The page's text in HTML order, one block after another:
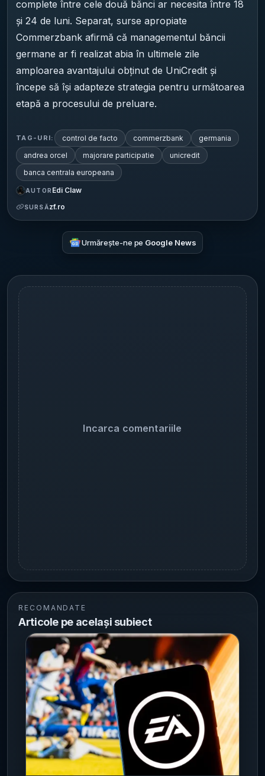
complete între cele două bănci ar necesita între 18
și 24 de luni. Separat, surse apropiate
Commerzbank afirmă că managementul băncii
germane ar fi realizat abia în ultimele zile
amploarea avantajului obținut de UniCredit și
începe să își adapteze strategia pentru următoarea
etapă a procesului de preluare.
TAG-URI: control de facto commerzbank
germania
andrea orcel
majorare participatie
unicredit
banca centrala europeana
AUTOR Edi Claw
SURSĂzf.ro
Urmărește-ne pe Google News
Incarca comentariile
RECOMANDATE
Articole pe același subiect